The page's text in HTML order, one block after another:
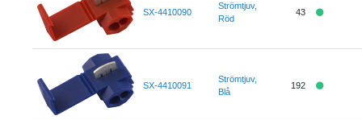
SX-4410090
Strömtjuv,
Röd
43
SX-4410091
Strömtjuv,
Blå
192